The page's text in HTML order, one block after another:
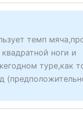
—
ш
е
л
о
л
в
н
н
о
г
в
ш
е
с
а
й
ы
темп
ноги и
туре,как